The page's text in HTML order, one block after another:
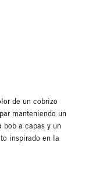
de un cobrizo
manteniendo un
bob a capas y un
inspirado en la